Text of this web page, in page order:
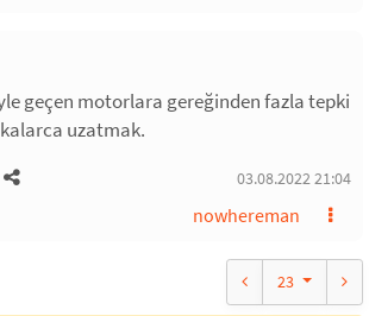
geçen motorlara gereğinden fazla tepki
uzatmak.
03.08.2022 21:04
nowhereman
23